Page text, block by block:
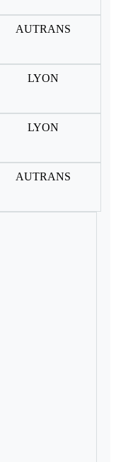
AUTRANS
LYON
LYON
AUTRANS